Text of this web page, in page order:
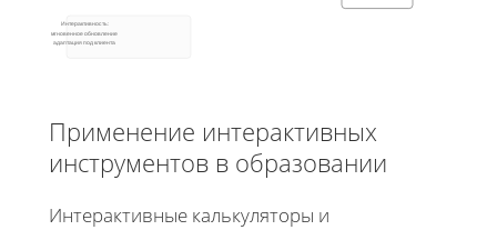
Интерактивность:
мгновенное обновление
адаптация под клиента
Применение интерактивных
инструментов в образовании
Интерактивные калькуляторы и